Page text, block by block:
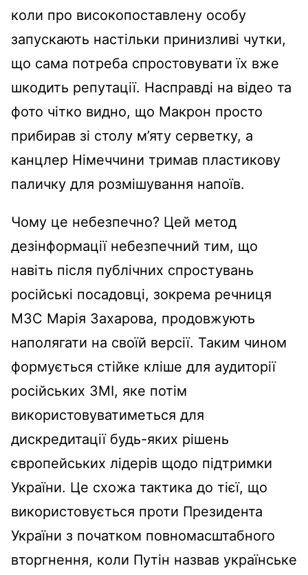
коли про високопоставлену особу
запускають настільки принизливі чутки,
що сама потреба спростовувати їх вже
шкодить репутації. Насправді на відео та
фото чітко видно, що Макрон просто
прибирав зі столу м’яту серветку, а
канцлер Німеччини тримав пластикову
паличку для розмішування напоїв.
Чому це небезпечно? Цей метод
дезінформації небезпечний тим, що
навіть після публічних спростувань
російські посадовці, зокрема речниця
МЗС Марія Захарова, продовжують
наполягати на своїй версії. Таким чином
формується стійке кліше для аудиторії
російських ЗМІ, яке потім
використовуватиметься для
дискредитації будь-яких рішень
європейських лідерів щодо підтримки
України. Це схожа тактика до тієї, що
використовується проти Президента
України з початком повномасштабного
вторгнення, коли Путін назвав українське